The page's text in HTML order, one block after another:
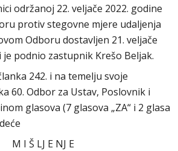
održanoj 22. veljače 2022. godine
protiv stegovne mjere udaljenja
Odboru dostavljen 21. veljače
je podnio zastupnik Krešo Beljak.
242. i na temelju svoje
60. Odbor za Ustav, Poslovnik i
glasova (7 glasova „ZA“ i 2 glasa
M I Š LJ E NJ E